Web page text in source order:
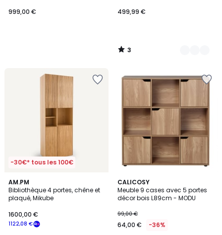
999,00 €
499,99 €
3
/
-30€* tous les 100€
AM.PM
Bibliothèque 4 portes, chêne et
plaqué, Mikube
1122,08 €
1600,00 €
5
/
5
CALICOSY
Meuble 9 cases avec 5 portes
décor bois L89cm - MODU
99,00 €
64,00 € -36%